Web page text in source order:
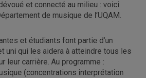
et connecté au milieu : voici
de musique de l’UQAM.
et étudiants font partie d’un
uni qui les aidera à atteindre tous les
leur carrière. Au programme :
(concentrations interprétation